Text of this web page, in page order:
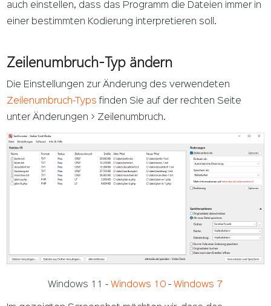
auch einstellen, dass das Programm die Dateien immer in
einer bestimmten Kodierung interpretieren soll.
Zeilenumbruch-Typ ändern
Die Einstellungen zur Änderung des verwendeten
Zeilenumbruch-Typs finden Sie auf der rechten Seite
unter Änderungen > Zeilenumbruch.
Windows 11 -Windows 10 -Windows 7